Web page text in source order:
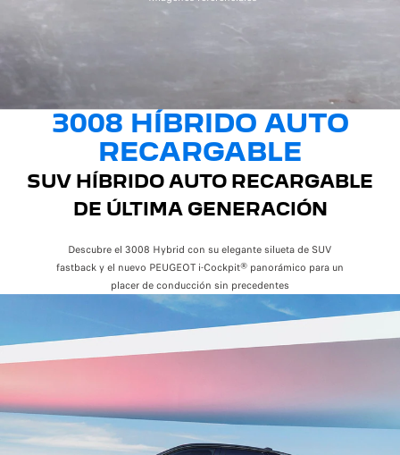
3008 HÍBRIDO AUTO
RECARGABLE
SUV HÍBRIDO AUTO RECARGABLE
DE ÚLTIMA GENERACIÓN
Descubre el 3008 Hybrid con su elegante silueta de SUV
fastback y el nuevo PEUGEOT i-Cockpit® panorámico para un
placer de conducción sin precedentes